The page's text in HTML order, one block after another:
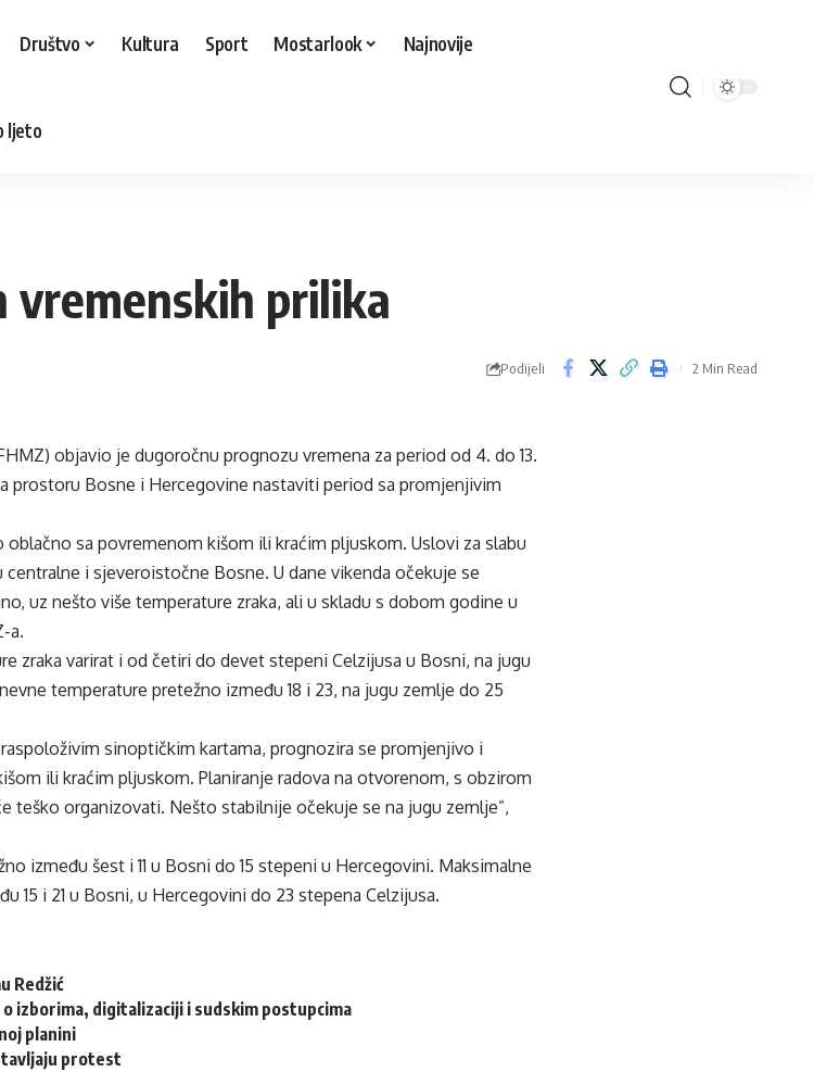
Društvo Kultura Sport Mostarlook Najnovije
ljeto
vremenskih prilika
Podijeli 2 Min Read
objavio je dugoročnu prognozu vremena za period od 4. do 13.
prostoru Bosne i Hercegovine nastaviti period sa promjenjivim
oblačno sa povremenom kišom ili kraćim pljuskom. Uslovi za slabu
i sjeveroistočne Bosne. U dane vikenda očekuje se
uz nešto više temperature zraka, ali u skladu s dobom godine u
a.
zraka varirat i od četiri do devet stepeni Celzijusa u Bosni, na jugu
temperature pretežno između 18 i 23, na jugu zemlje do 25
sinoptičkim kartama, prognozira se promjenjivo i
ili kraćim pljuskom. Planiranje radova na otvorenom, s obzirom
teško organizovati. Nešto stabilnije očekuje se na jugu zemlje”,
između šest i 11 u Bosni do 15 stepeni u Hercegovini. Maksimalne
15 i 21 u Bosni, u Hercegovini do 23 stepena Celzijusa.
Redžić
o izborima, digitalizaciji i sudskim postupcima
planini
protest